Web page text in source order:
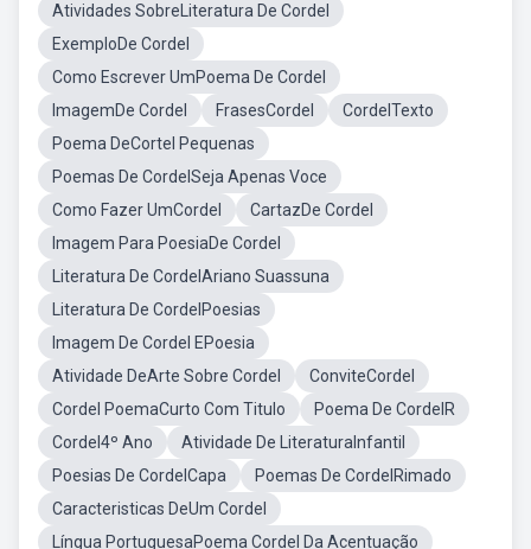
Atividades SobreLiteratura De Cordel
ExemploDe Cordel
Como Escrever UmPoema De Cordel
ImagemDe Cordel
FrasesCordel
CordelTexto
Poema DeCortel Pequenas
Poemas De CordelSeja Apenas Voce
Como Fazer UmCordel
CartazDe Cordel
Imagem Para PoesiaDe Cordel
Literatura De CordelAriano Suassuna
Literatura De CordelPoesias
Imagem De Cordel EPoesia
Atividade DeArte Sobre Cordel
ConviteCordel
Cordel PoemaCurto Com Titulo
Poema De CordelR
Cordel4º Ano
Atividade De LiteraturaInfantil
Poesias De CordelCapa
Poemas De CordelRimado
Caracteristicas DeUm Cordel
Língua PortuguesaPoema Cordel Da Acentuação